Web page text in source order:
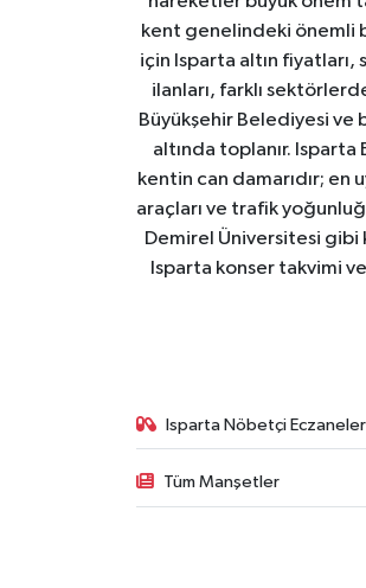
kent genelindeki önemli
için Isparta altın fiyatları,
ilanları, farklı
Büyükşehir Belediyesi ve
altında toplanır.
kentin can damarıdır;
araçları ve trafik
Demirel Üniversitesi gibi
Isparta konser takvimi
Isparta Nöbetçi Eczaneler
Tüm Manşetler